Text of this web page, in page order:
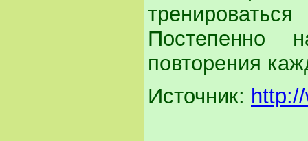
Постепенно
повторения
Источник: